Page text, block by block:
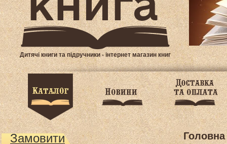
Дитячі книги та підручники - інтернет магазин книг
Замовити Головна